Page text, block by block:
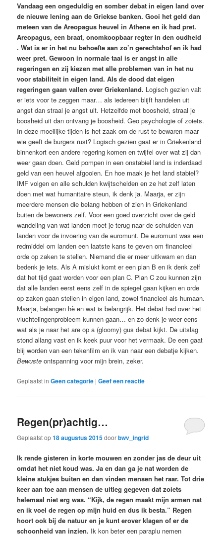
Vandaag een ongeduldig en somber debat in eigen land over
de nieuwe lening aan de Griekse banken. Gooi het geld dan
meteen van de Areopagus heuvel in Athene en ik had pret.
Areopagus, een braaf, onomkoopbaar regter in den oudheid
. Wat is er in het nu behoefte aan zo’n gerechtshof en ik had
weer pret. Gewoon in normale taal is er angst in alle
regeringen en zij kiezen met alle problemen van in het nu
voor stabiliteit in eigen land. Als de dood dat eigen
regeringen gaan vallen over Griekenland. Logisch gezien valt
er iets voor te zeggen maar… als iedereen blijft handelen uit
angst dan straal je angst uit. Hetzelfde met boosheid, straal je
boosheid uit dan ontvang je boosheid. Geo psychologie of zoiets.
In deze moeilijke tijden is het zaak om de rust te bewaren maar
wie geeft de burgers rust? Logisch gezien gaat er in Griekenland
binnenkort een andere regering komen en twijfel over wat zij dan
weer gaan doen. Geld pompen in een onstabiel land is inderdaad
geld van een heuvel afgooien. En hoe maak je het land stabiel?
IMF volgen en alle schulden kwijtschelden en ze het zelf laten
doen met wat humanitaire steun, ik denk ja. Maarja, er zijn
meerdere mensen die belang hebben of zien in Griekenland
buiten de bewoners zelf. Voor een goed overzicht over de geld
wandeling van wat landen moet je terug naar de schulden van
landen voor de invoering van de euromunt. De euromunt was een
redmiddel om landen een laatste kans te geven om financieel
orde op zaken te stellen. Niemand die er meer uitkwam en dan
bedenk je iets. Als A mislukt komt er een plan B en ik denk zelf
dat het tijd gaat worden voor een plan C. Plan C zou kunnen zijn
dat alle landen eerst eens zelf in de spiegel gaan kijken en orde
op zaken gaan stellen in eigen land, zowel financieel als humaan.
Maarja, belangen hè en wat is belangrijk. Het debat had over het
vluchtelingenprobleem kunnen gaan… en zo denk je weer eens
wat als je naar het are op a (gloomy) gus debat kijkt. De uitslag
stond allang vast en ik keek puur voor het vermaak. De een gaat
blij worden van een tekenfilm en ik van naar een debatje kijken.
Bewuste ontspanning voor mijn brein, zeker.
Geplaatst in Geen categorie |Geef een reactie
Regen(pr)achtig…
Geplaatst op18 augustus 2015doorbwv_ingrid
Ik rende gisteren in korte mouwen en zonder jas de deur uit
omdat het niet koud was. Ja en dan ga je nat worden de
kleine stukjes buiten en dan vinden mensen het raar. Tot drie
keer aan toe aan mensen de uitleg gegeven dat zoiets
helemaal niet erg was. “Kijk, de regen maakt mijn armen nat
en ik voel de regen op mijn huid en dus ik besta.” Regen
hoort ook bij de natuur en je kunt erover klagen of er de
schoonheid van inzien. Ik kon beter een paraplu nemen